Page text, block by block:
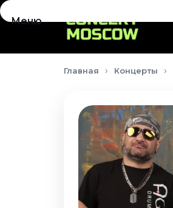
Меню
Концерты
Август 2026Главная Концерты